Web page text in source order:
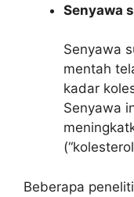
Senyawa
Senyawa
mentah
kadar
Senyawa
Beberapa